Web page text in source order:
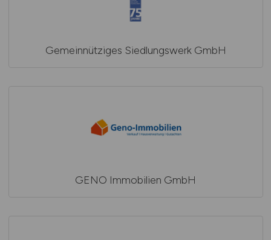
Gemeinnütziges Siedlungswerk GmbH
GENO Immobilien GmbH